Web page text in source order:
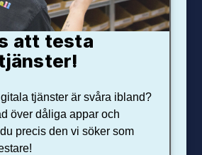
att testa
tjänster är svåra ibland?
över dåliga appar och
precis den vi söker som